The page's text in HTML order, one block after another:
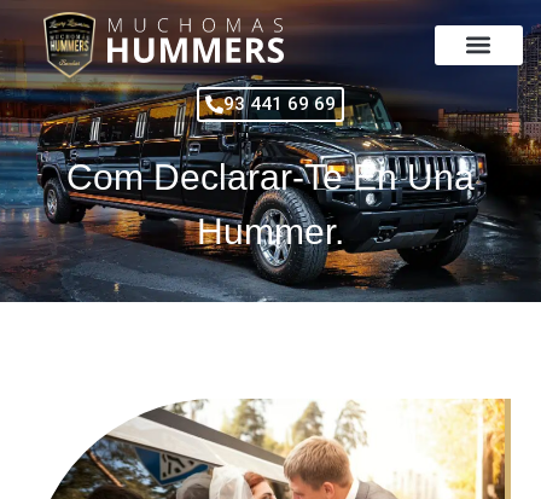
al
contingut
93 441 69 69
Com Declarar-Te En Una
Hummer.